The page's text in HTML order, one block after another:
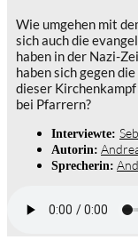
Wie umgehen mit
sich auch die
haben in der Nazi-
haben sich gegen
dieser Kirchenkampf
bei Pfarrern?
Interviewte:
Autorin:
Sprecherin: